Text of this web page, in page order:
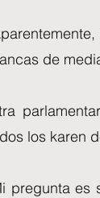
de
los karen
pregunta es